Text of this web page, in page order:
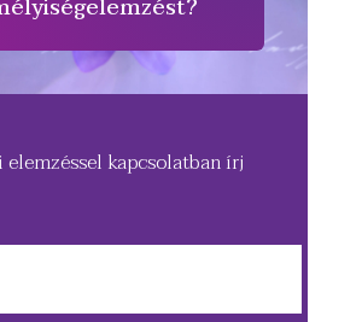
kapcsolatban írj